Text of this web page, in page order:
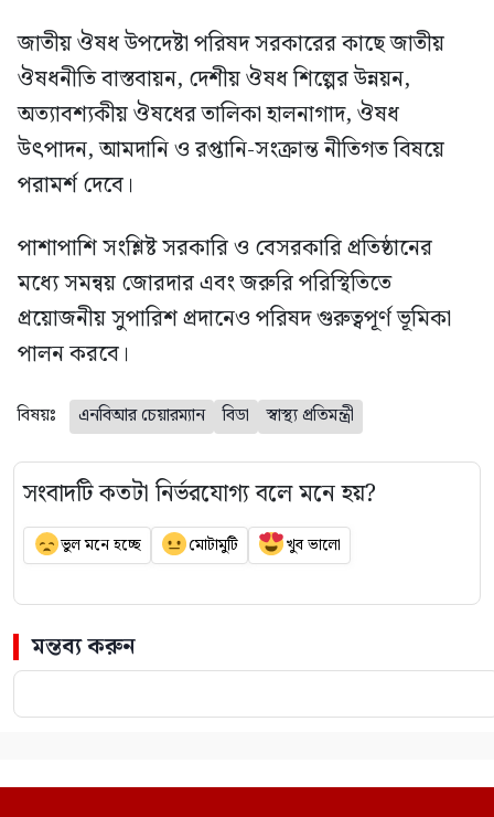
জাতীয় ঔষধ উপদেষ্টা পরিষদ সরকারের কাছে জাতীয়
ঔষধনীতি বাস্তবায়ন, দেশীয় ঔষধ শিল্পের উন্নয়ন,
অত্যাবশ্যকীয় ঔষধের তালিকা হালনাগাদ, ঔষধ
উৎপাদন, আমদানি ও রপ্তানি-সংক্রান্ত নীতিগত বিষয়ে
পরামর্শ দেবে।
পাশাপাশি সংশ্লিষ্ট সরকারি ও বেসরকারি প্রতিষ্ঠানের
মধ্যে সমন্বয় জোরদার এবং জরুরি পরিস্থিতিতে
প্রয়োজনীয় সুপারিশ প্রদানেও পরিষদ গুরুত্বপূর্ণ ভূমিকা
পালন করবে।
বিষয়ঃ এনবিআর চেয়ারম্যান বিডা স্বাস্থ্য প্রতিমন্ত্রী
সংবাদটি কতটা নির্ভরযোগ্য বলে মনে হয়?
ভুল মনে হচ্ছে মোটামুটি খুব ভালো
মন্তব্য করুন